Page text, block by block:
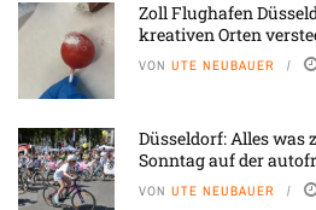
Zoll Flughafen
kreativen Orten
VON UTE NEUBAUER
Düsseldorf: Alles was
Sonntag auf der
VON UTE NEUBAUER